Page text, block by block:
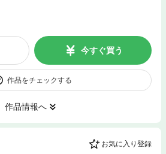
今すぐ買う
作品をチェックする
作品情報へ
お気に入り登録